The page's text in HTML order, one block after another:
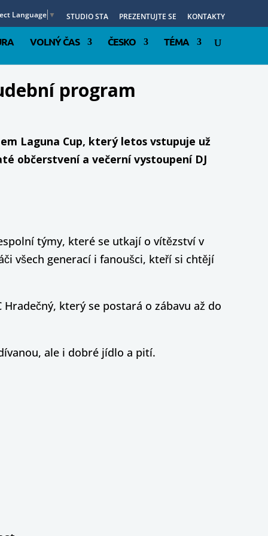
Language ▼ STUDIO STA PREZENTUJTE SE KONTAKTY
VOLNÝ ČAS ČESKO TÉMA
program
Laguna Cup, který letos vstupuje už
občerstvení a večerní vystoupení DJ
týmy, které se utkají o vítězství v
všech generací i fanoušci, kteří si chtějí
který se postará o zábavu až do
ale i dobré jídlo a pití.